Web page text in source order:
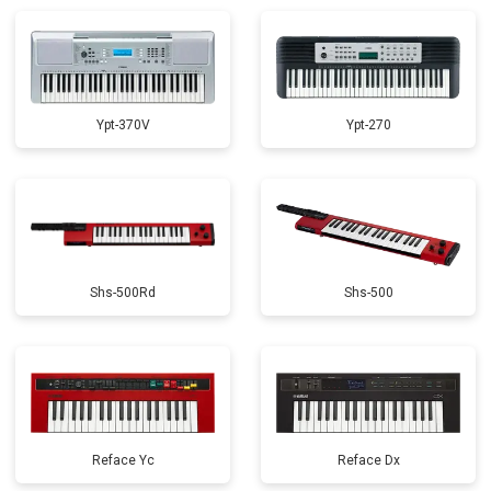
Ypt-370V Ypt-270
Shs-500Rd Shs-500
Reface Yc Reface Dx